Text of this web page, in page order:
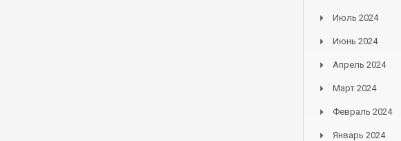
Июль 2024
Июнь 2024
Апрель 2024
Март 2024
Февраль 2024
Январь 2024